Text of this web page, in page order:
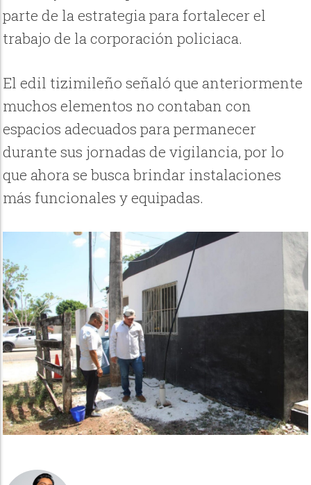
parte de la estrategia para fortalecer el
trabajo de la corporación policiaca.
El edil tizimileño señaló que anteriormente
muchos elementos no contaban con
espacios adecuados para permanecer
durante sus jornadas de vigilancia, por lo
que ahora se busca brindar instalaciones
más funcionales y equipadas.